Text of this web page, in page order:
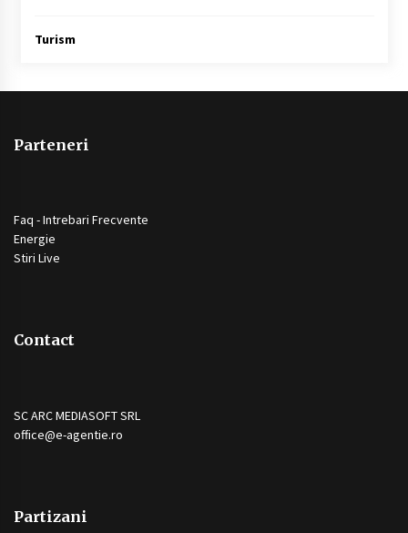
Turism
Parteneri
Faq - Intrebari Frecvente
Energie
Stiri Live
Contact
SC ARC MEDIASOFT SRL
office@e-agentie.ro
Partizani